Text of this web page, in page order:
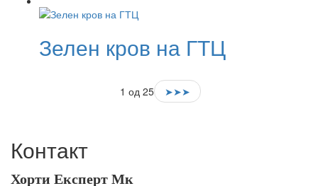
Зелен кров на ГТЦ
1 од 25 ➤➤➤
Контакт
Хорти Експерт Мк